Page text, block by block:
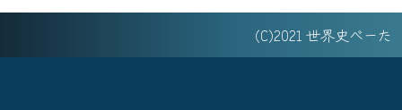
(C)2021 世界史べーた